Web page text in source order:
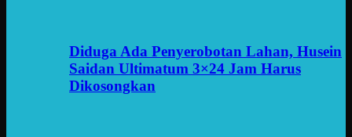
Diduga Ada Penyerobotan Lahan, Husein
Saidan Ultimatum 3×24 Jam Harus
Dikosongkan